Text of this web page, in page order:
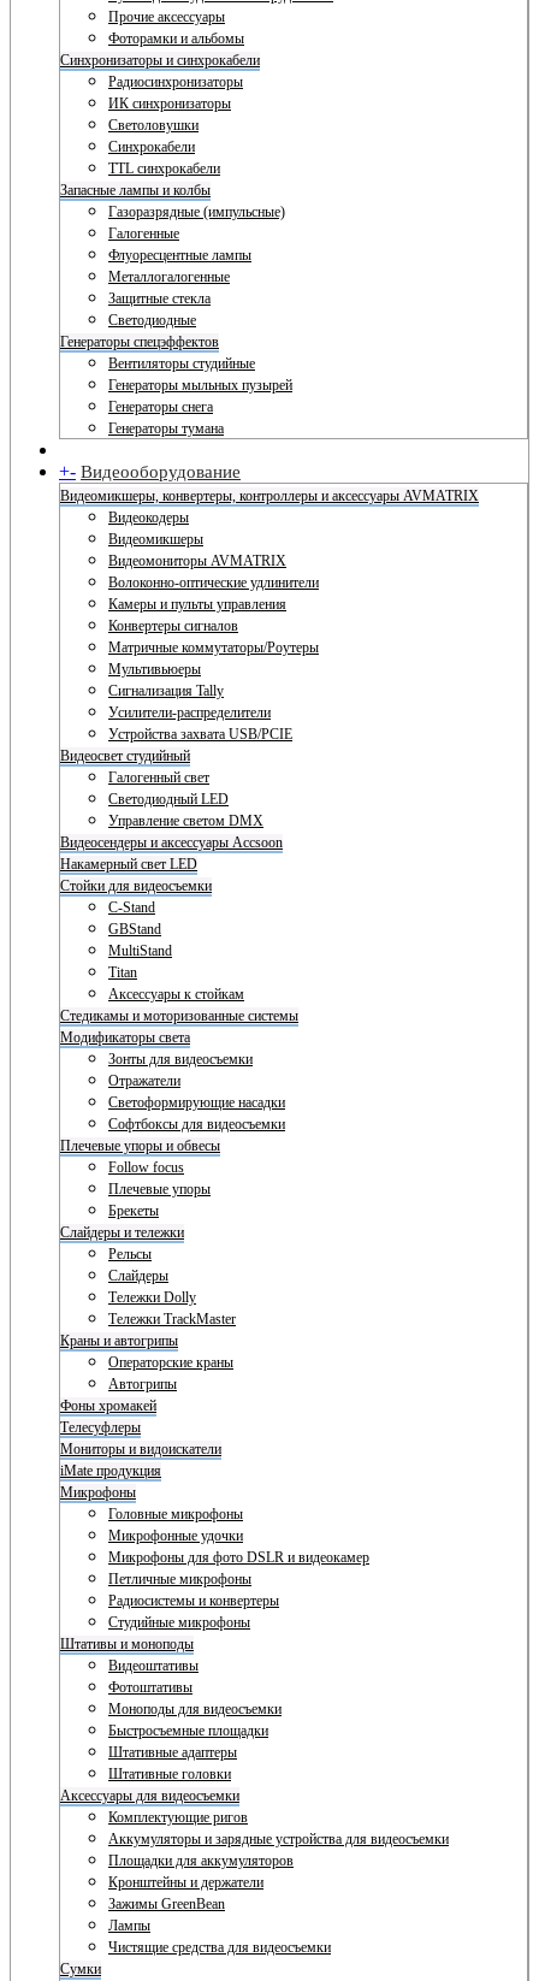
Прочие аксессуары
Фоторамки и альбомы
Синхронизаторы и синхрокабели
Радиосинхронизаторы
ИК синхронизаторы
Светоловушки
Синхрокабели
TTL синхрокабели
Запасные лампы и колбы
Газоразрядные (импульсные)
Галогенные
Флуоресцентные лампы
Металлогалогенные
Защитные стекла
Светодиодные
Генераторы спецэффектов
Вентиляторы студийные
Генераторы мыльных пузырей
Генераторы снега
Генераторы тумана
+- Видеооборудование
Видеомикшеры, конвертеры, контроллеры и аксессуары AVMATRIX
Видеокодеры
Видеомикшеры
Видеомониторы AVMATRIX
Волоконно-оптические удлинители
Камеры и пульты управления
Конвертеры сигналов
Матричные коммутаторы/Роутеры
Мультивьюеры
Сигнализация Tally
Усилители-распределители
Устройства захвата USB/PCIE
Видеосвет студийный
Галогенный свет
Светодиодный LED
Управление светом DMX
Видеосендеры и аксессуары Accsoon
Накамерный свет LED
Стойки для видеосъемки
C-Stand
GBStand
MultiStand
Titan
Аксессуары к стойкам
Стедикамы и моторизованные системы
Модификаторы света
Зонты для видеосъемки
Отражатели
Светоформирующие насадки
Софтбоксы для видеосъемки
Плечевые упоры и обвесы
Follow focus
Плечевые упоры
Брекеты
Слайдеры и тележки
Рельсы
Слайдеры
Тележки Dolly
Тележки TrackMaster
Краны и автогрипы
Операторские краны
Автогрипы
Фоны хромакей
Телесуфлеры
Мониторы и видоискатели
iMate продукция
Микрофоны
Головные микрофоны
Микрофонные удочки
Микрофоны для фото DSLR и видеокамер
Петличные микрофоны
Радиосистемы и конвертеры
Студийные микрофоны
Штативы и моноподы
Видеоштативы
Фотоштативы
Моноподы для видеосъемки
Быстросъемные площадки
Штативные адаптеры
Штативные головки
Аксессуары для видеосъемки
Комплектующие ригов
Аккумуляторы и зарядные устройства для видеосъемки
Площадки для аккумуляторов
Кронштейны и держатели
Зажимы GreenBean
Лампы
Чистящие средства для видеосъемки
Сумки